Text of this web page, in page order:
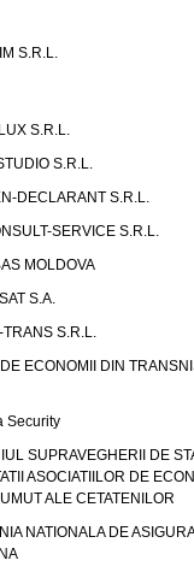
S.R.L.
S.R.L.
S.R.L.
DECLARANT S.R.L.
SERVICE S.R.L.
MOLDOVA
S.A.
S.R.L.
ECONOMII DIN
Security
SUPRAVEGHERII DE
ASOCIATIILOR DE
ALE CETATENILOR
NATIONALA DE